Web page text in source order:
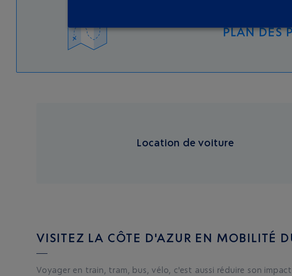
PLAN DES
Location de voiture
VISITEZ LA CÔTE D'AZUR EN MOBILITÉ
Voyager en train, tram, bus, vélo, c'est aussi réduire son